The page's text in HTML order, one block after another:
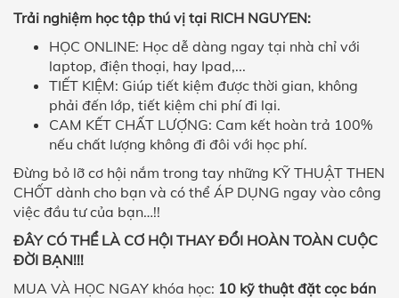
Trải nghiệm học tập thú vị tại RICH NGUYEN:
HỌC ONLINE: Học dễ dàng ngay tại nhà chỉ với
laptop, điện thoại, hay Ipad,...
TIẾT KIỆM: Giúp tiết kiệm được thời gian, không
phải đến lớp, tiết kiệm chi phí đi lại.
CAM KẾT CHẤT LƯỢNG: Cam kết hoàn trả 100%
nếu chất lượng không đi đôi với học phí.
Đừng bỏ lỡ cơ hội nắm trong tay những KỸ THUẬT THEN
CHỐT dành cho bạn và có thể ÁP DỤNG ngay vào công
việc đầu tư của bạn…!!
ĐÂY CÓ THỂ LÀ CƠ HỘI THAY ĐỔI HOÀN TOÀN CUỘC
ĐỜI BẠN!!!
MUA VÀ HỌC NGAY khóa học: 10 kỹ thuật đặt cọc bán